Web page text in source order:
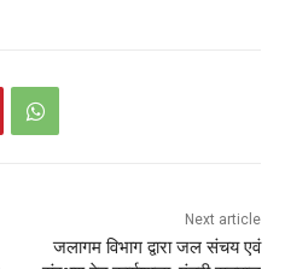
Next article
जलागम विभाग द्वारा जल संचय एवं